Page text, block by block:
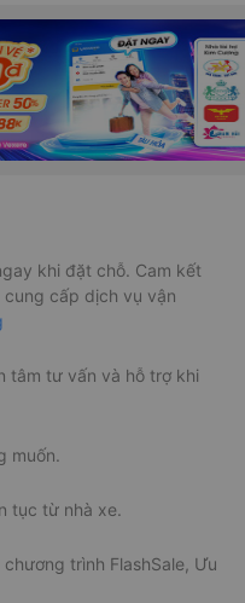
khi đặt chỗ. Cam kết
cung cấp dịch vụ vận
tâm tư vấn và hỗ trợ khi
muốn.
tục từ nhà xe.
trình FlashSale, Ưu